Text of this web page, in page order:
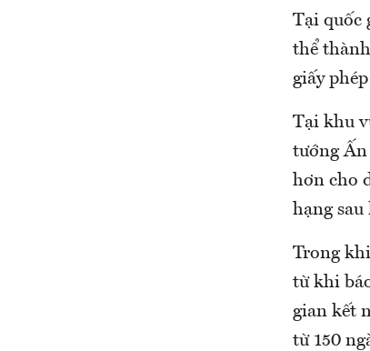
Tại quốc
thể
giấy
Tại khu
tướng
hơn cho
hạng
Trong
từ khi
gian kết
từ 150